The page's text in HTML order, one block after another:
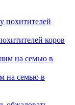
коров
на семью в